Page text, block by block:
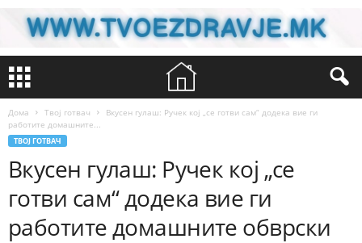
Дома Твој готвач
Вкусен гулаш: Ручек кој „се готви сам“ додека вие ги
работите домашните...
ТВОЈ ГОТВАЧ
Вкусен гулаш: Ручек кој „се
готви сам“ додека вие ги
работите домашните обврски